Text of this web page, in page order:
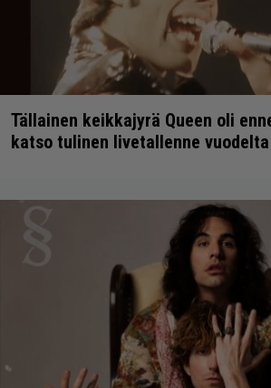
Tällainen keikkajyrä Queen oli
katso tulinen livetallenne vuodelta